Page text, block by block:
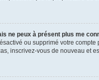
ne peux à présent plus me
ou supprimé votre
inscrivez-vous de nouveau et